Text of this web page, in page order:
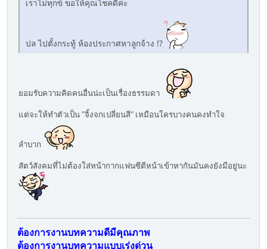
เราไม่ทุกข์ ขอให้คุณโชคดีค่ะ
ปล ไปตั้งกระทู้ ห้องประกาศหาลูกจ้าง !?
ยอมรับความคิดคนอื่นน่ะเป็นเรื่องธรรมดา
แต่จะให้ทำตัวเป็น "จิ้งจกเปลี่ยนสี" เหมือนใครบางคนคงทำใจ
ลำบาก
สัตว์สังคมที่ไม่ต้องใส่หน้ากากแฟนซีตีหน้าเข้าหากันมันคงยังมีอยู่นะ
ต้องการงานบทความดีมีคุณภาพ
ต้องการงานบทความแบบเร่งด่วน